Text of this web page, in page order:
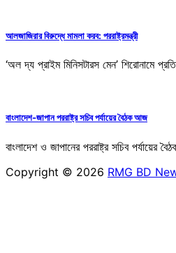
আলজাজিরার বিরুদ্ধে মামলা করব: পররাষ্ট্রমন্ত্রী
‘অল দ্য প্রাইম মিনিসটারস মেন’ শিরোনামে
বাংলাদেশ-জাপান পররাষ্ট্র সচিব পর্যায়ের বৈঠক আজ
বাংলাদেশ ও জাপানের পররাষ্ট্র সচিব
Copyright © 2026 RMG BD